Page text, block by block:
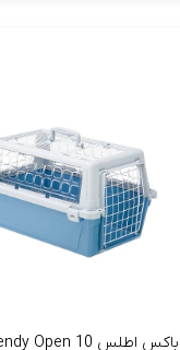
باکس اطلس 10 Trendy Open